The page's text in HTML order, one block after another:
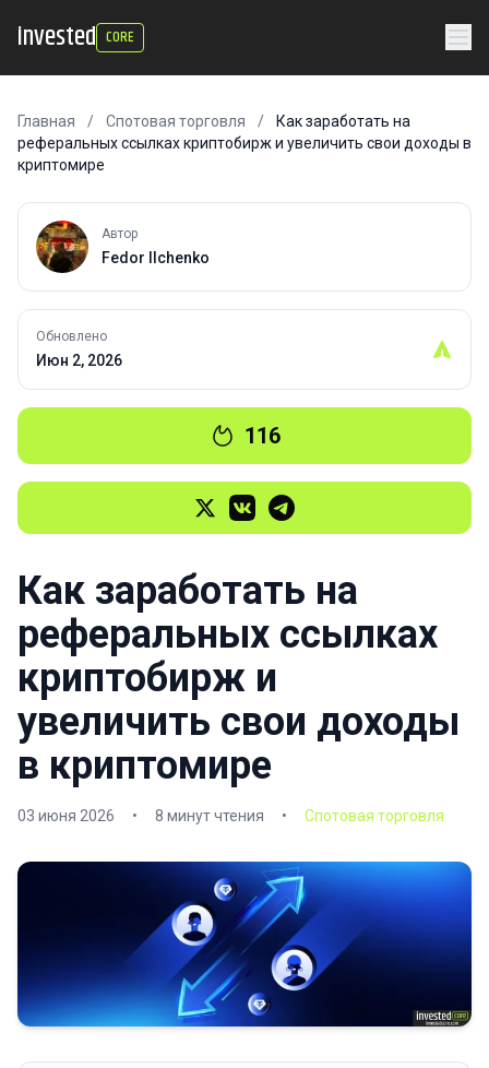
invested CORE
Главная / Спотовая торговля /
Как заработать на
реферальных ссылках криптобирж и увеличить свои доходы в
криптомире
Автор
Fedor Ilchenko
Обновлено
Июн 2, 2026
116
Как заработать на
реферальных ссылках
криптобирж и
увеличить свои доходы
в криптомире
03 июня 2026 • 8 минут чтения • Спотовая торговля